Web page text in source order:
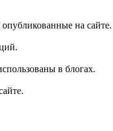
на сайте.
в блогах.